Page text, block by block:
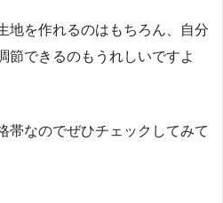
地を作れるのはもちろん、自分
節できるのもうれしいですよ
帯なのでぜひチェックしてみて